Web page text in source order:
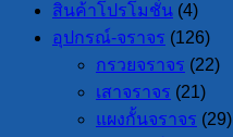
สินค้าโปรโมชั่น (4)
อุปกรณ์-จราจร (126)
กรวยจราจร (22)
เสาจราจร (21)
แผงกั้นจราจร (29)